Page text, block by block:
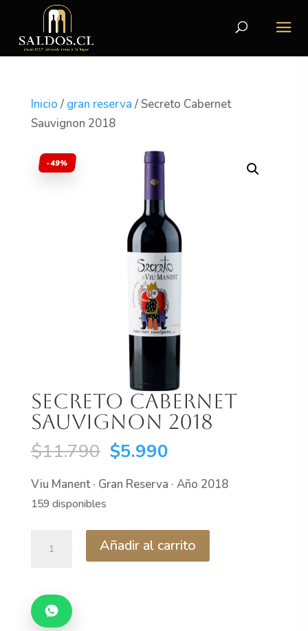
Inicio / gran reserva / Secreto Cabernet
Sauvignon 2018
-49%
Secreto Cabernet
Sauvignon 2018
$11.790 El
original
$11.790.
$5.990El
actual
$5.990.
Viu Manent · Gran Reserva · Año 2018
159 disponibles
2018
cantidad
Añadir al carrito